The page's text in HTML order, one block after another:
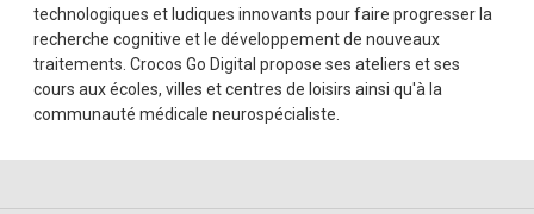
technologiques et ludiques innovants pour faire progresser la
recherche cognitive et le développement de nouveaux
traitements. Crocos Go Digital propose ses ateliers et ses
cours aux écoles, villes et centres de loisirs ainsi qu'à la
communauté médicale neurospécialiste.